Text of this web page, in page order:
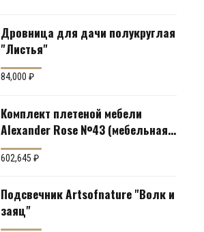
Дровница для дачи полукруглая
"Листья"
84,000₽
Комплект плетеной мебели
Alexander Rose №43 (мебельная
группа для гостиной или
террасы)
602,645₽
Подсвечник Artsofnature "Волк и
заяц"